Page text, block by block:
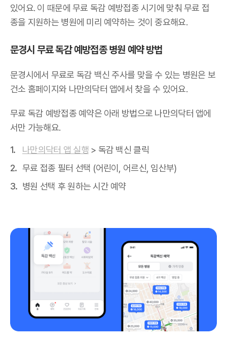
있어요. 이 때문에 무료 독감 예방접종 시기에 맞춰 무료 접
종을 지원하는 병원에 미리 예약하는 것이 중요해요.
문경시 무료 독감 예방접종 병원 예약 방법
문경시에서 무료로 독감 백신 주사를 맞을 수 있는 병원은 보
건소 홈페이지와 나만의닥터 앱에서 찾을 수 있어요.
무료 독감 예방접종 예약은 아래 방법으로 나만의닥터 앱에
서만 가능해요.
나만의닥터 앱 실행 > 독감 백신 클릭
무료 접종 필터 선택 (어린이, 어르신, 임산부)
병원 선택 후 원하는 시간 예약